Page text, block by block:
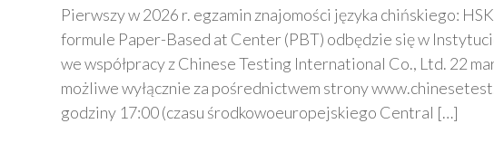
Pierwszy w 2026 r. egzamin znajomości języka chińskiego:
formule Paper-Based at Center (PBT) odbędzie się w
we współpracy z Chinese Testing International Co., Ltd. 22
możliwe wyłącznie za pośrednictwem strony
godziny 17:00 (czasu środkowoeuropejskiego Central […]